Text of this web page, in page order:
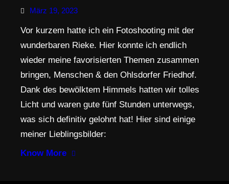
März 19, 2023
Vor kurzem hatte ich ein Fotoshooting mit der
wunderbaren Rieke. Hier konnte ich endlich
wieder meine favorisierten Themen zusammen
bringen, Menschen & den Ohlsdorfer Friedhof.
Dank des bewölktem Himmels hatten wir tolles
Licht und waren gute fünf Stunden unterwegs,
was sich definitiv gelohnt hat! Hier sind einige
meiner Lieblingsbilder:
Know More